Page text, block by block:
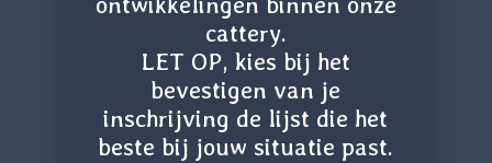
cattery.
LET OP, kies bij het
bevestigen van je
inschrijving de lijst die het
beste bij jouw situatie past.